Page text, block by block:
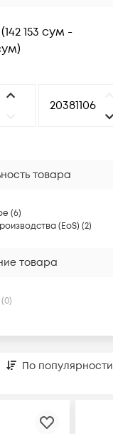
(142 153 сум -
)
товара
(6)
(EoS) (2)
товара
По популярности